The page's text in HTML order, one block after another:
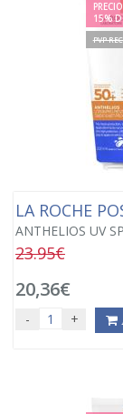
15%
PVP
LA ROCHE
ANTHELIOS UV
23.95€
20,36€
- +